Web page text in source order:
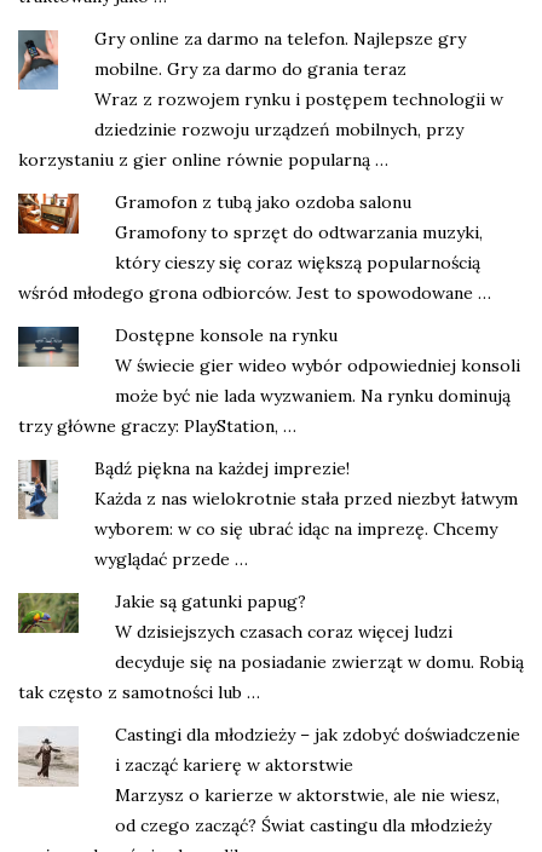
Gry online za darmo na telefon. Najlepsze gry
mobilne. Gry za darmo do grania teraz
Wraz z rozwojem rynku i postępem technologii w
dziedzinie rozwoju urządzeń mobilnych, przy
korzystaniu z gier online równie popularną …
Gramofon z tubą jako ozdoba salonu
Gramofony to sprzęt do odtwarzania muzyki,
który cieszy się coraz większą popularnością
wśród młodego grona odbiorców. Jest to spowodowane …
Dostępne konsole na rynku
W świecie gier wideo wybór odpowiedniej konsoli
może być nie lada wyzwaniem. Na rynku dominują
trzy główne graczy: PlayStation, …
Bądź piękna na każdej imprezie!
Każda z nas wielokrotnie stała przed niezbyt łatwym
wyborem: w co się ubrać idąc na imprezę. Chcemy
wyglądać przede …
Jakie są gatunki papug?
W dzisiejszych czasach coraz więcej ludzi
decyduje się na posiadanie zwierząt w domu. Robią
tak często z samotności lub …
Castingi dla młodzieży – jak zdobyć doświadczenie
i zacząć karierę w aktorstwie
Marzysz o karierze w aktorstwie, ale nie wiesz,
od czego zacząć? Świat castingu dla młodzieży